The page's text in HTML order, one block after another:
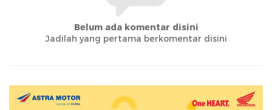
Belum ada komentar disini
Jadilah yang pertama berkomentar disini